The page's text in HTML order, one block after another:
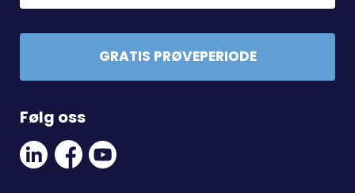
GRATIS PRØVEPERIODE
Følg oss
Linkedin
Social
Link
Facebook
Social
Link
Youtube
Link